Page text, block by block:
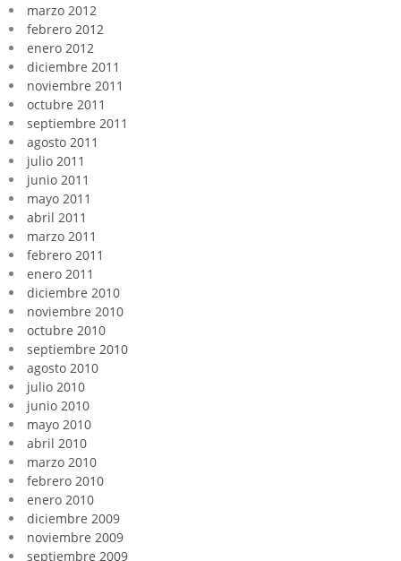
marzo 2012
febrero 2012
enero 2012
diciembre 2011
noviembre 2011
octubre 2011
septiembre 2011
agosto 2011
julio 2011
junio 2011
mayo 2011
abril 2011
marzo 2011
febrero 2011
enero 2011
diciembre 2010
noviembre 2010
octubre 2010
septiembre 2010
agosto 2010
julio 2010
junio 2010
mayo 2010
abril 2010
marzo 2010
febrero 2010
enero 2010
diciembre 2009
noviembre 2009
septiembre 2009